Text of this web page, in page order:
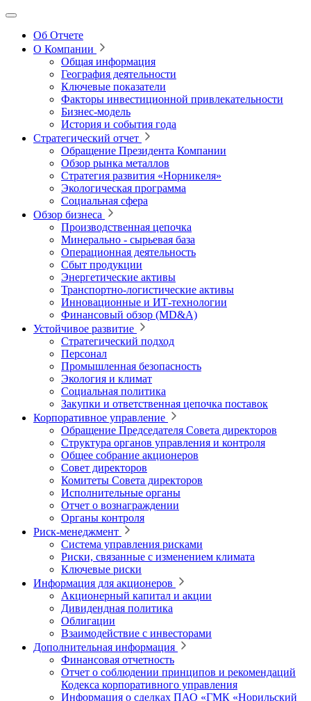
Об Отчете
О Компании
Общая информация
География деятельности
Ключевые показатели
Факторы инвестиционной привлекательности
Бизнес-модель
История и события года
Стратегический отчет
Обращение Президента Компании
Обзор рынка металлов
Стратегия развития «Норникеля»
Экологическая программа
Социальная сфера
Обзор бизнеса
Производственная цепочка
Минерально ‑ сырьевая база
Операционная деятельность
Сбыт продукции
Энергетические активы
Транспортно-логистические активы
Инновационные и ИТ‑технологии
Финансовый обзор (MD&A)
Устойчивое развитие
Стратегический подход
Персонал
Промышленная безопасность
Экология и климат
Социальная политика
Закупки и ответственная цепочка поставок
Корпоративное управление
Обращение Председателя Совета директоров
Структура органов управления и контроля
Общее собрание акционеров
Совет директоров
Комитеты Совета директоров
Исполнительные органы
Отчет о вознаграждении
Органы контроля
Риск-менеджмент
Система управления рисками
Риски, связанные с изменением климата
Ключевые риски
Информация для акционеров
Акционерный капитал и акции
Дивидендная политика
Облигации
Взаимодействие с инвесторами
Дополнительная информация
Финансовая отчетность
Отчет о соблюдении принципов и рекомендаций
Кодекса корпоративного управления
Информация о сделках ПАО «ГМК «Норильский